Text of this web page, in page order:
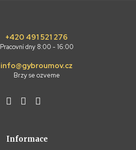
+420 491 521 276
Pracovní dny 8:00 - 16:00
info@gybroumov.cz
Brzy se ozveme
Informace